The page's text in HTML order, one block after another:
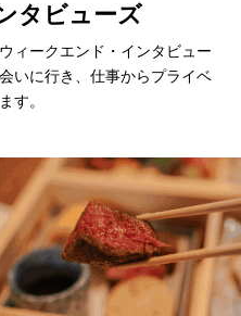
タビューズ
ィークエンド・インタビュー
いに行き、仕事からプライベ
す。